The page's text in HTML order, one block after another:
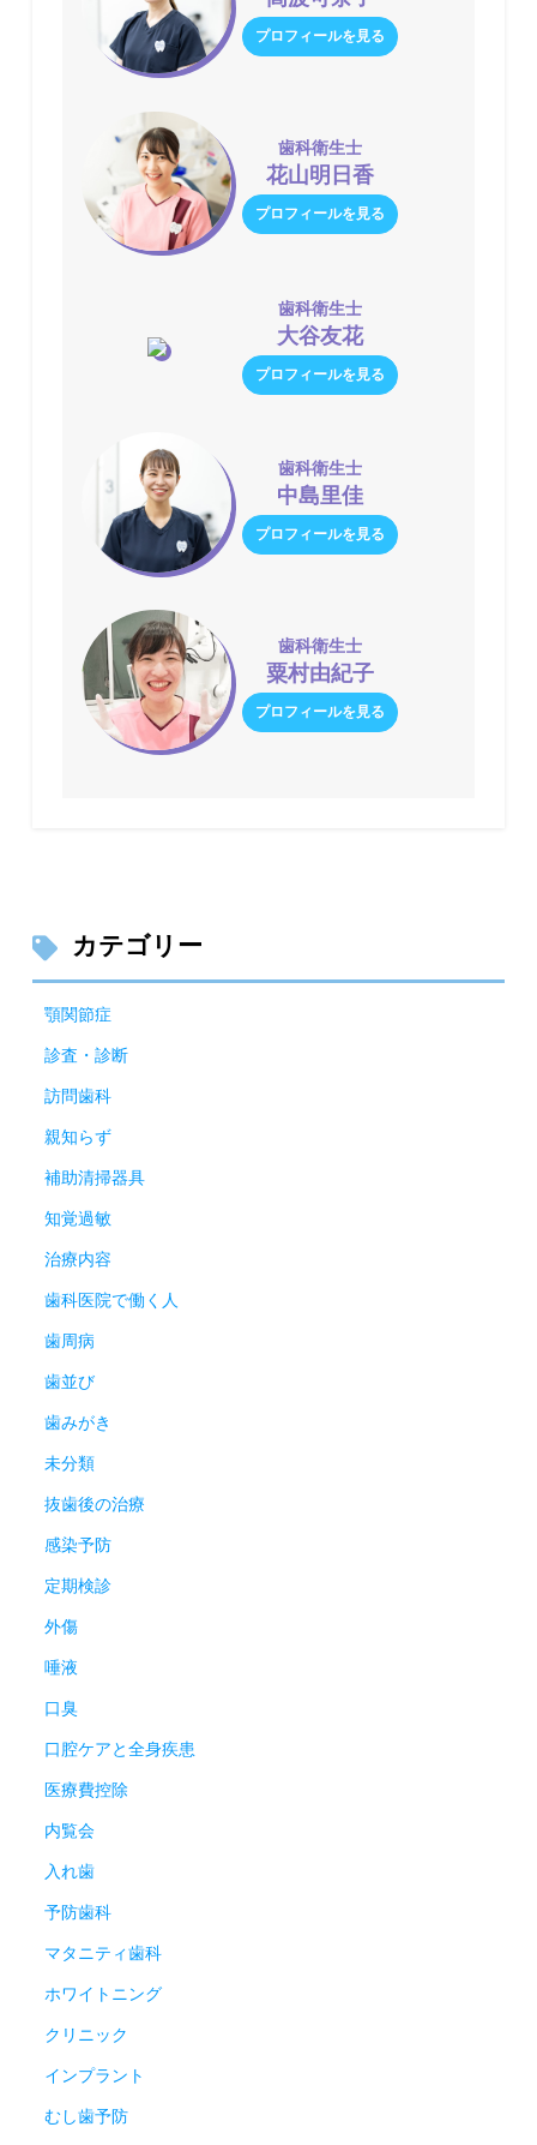
プロフィールを見る
歯科衛生士
花山明日香
プロフィールを見る
歯科衛生士
大谷友花
プロフィールを見る
歯科衛生士
中島里佳
プロフィールを見る
歯科衛生士
粟村由紀子
プロフィールを見る
カテゴリー
顎関節症
診査・診断
訪問歯科
親知らず
補助清掃器具
知覚過敏
治療内容
歯科医院で働く人
歯周病
歯並び
歯みがき
未分類
抜歯後の治療
感染予防
定期検診
外傷
唾液
口臭
口腔ケアと全身疾患
医療費控除
内覧会
入れ歯
予防歯科
マタニティ歯科
ホワイトニング
クリニック
インプラント
むし歯予防